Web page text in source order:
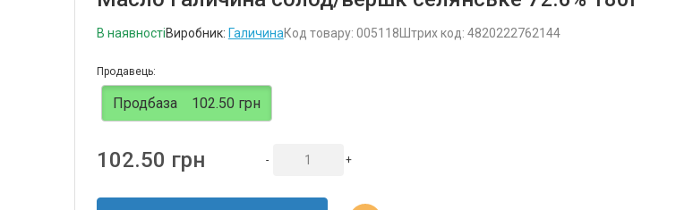
В наявностіВиробник: ГаличинаКод товару: 005118 Штрих код: 4820222762144
Продавець:
Продбаза 102.50 грн
102.50 грн - +